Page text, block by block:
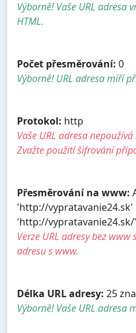
Výborně! Vaše URL adresa
HTML.
Počet přesměrování: 0
Výborně! URL adresa míří
Protokol: http
Vaše URL adresa
Zvažte použití šifrování
Přesměrování na www:
'http://vypratavanie24.sk'
'http://vypratavanie24.sk/'
Verze URL adresy bez www
adresu s www.
Délka URL adresy: 25
Výborně! Vaše URL adresa